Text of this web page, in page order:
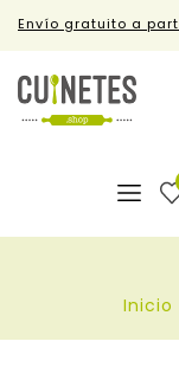
Envío gratuito a
Inicio